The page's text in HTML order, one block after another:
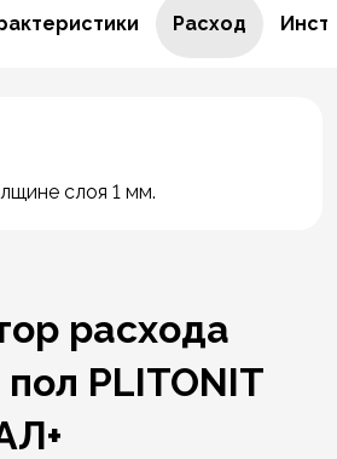
Расход
слоя 1 мм.
расхода
PLITONIT